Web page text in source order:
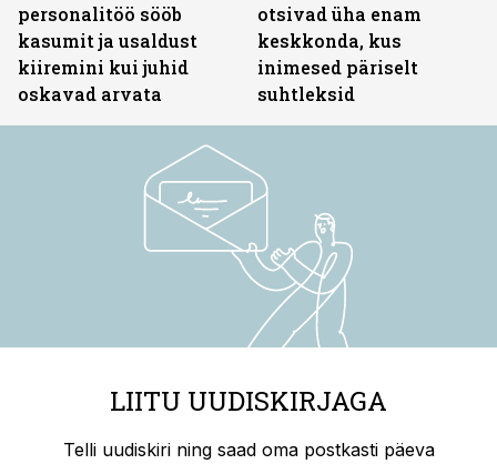
personalitöö sööb
kasumit ja usaldust
kiiremini kui juhid
oskavad arvata
otsivad üha enam
keskkonda, kus
inimesed päriselt
suhtleksid
LIITU UUDISKIRJAGA
Telli uudiskiri ning saad oma postkasti päeva